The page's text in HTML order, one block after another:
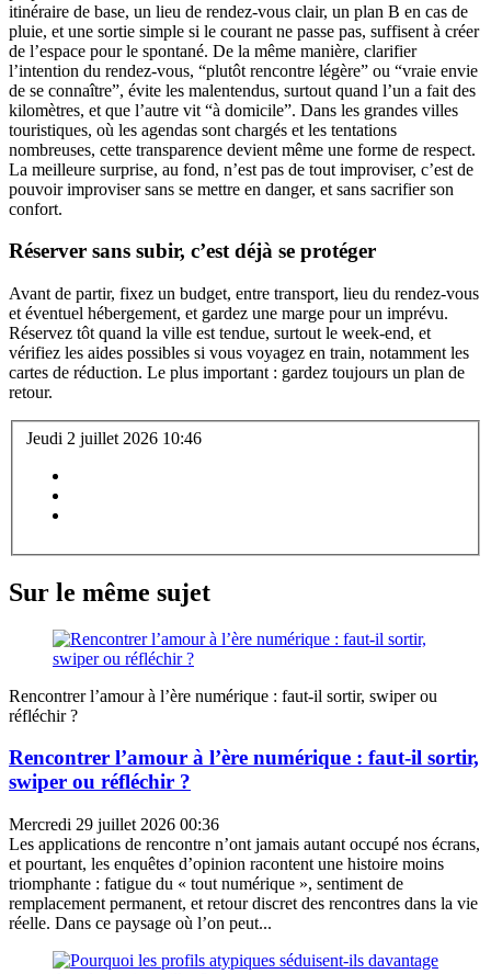
itinéraire de base, un lieu de rendez-vous clair, un plan B en cas de
pluie, et une sortie simple si le courant ne passe pas, suffisent à créer
de l’espace pour le spontané. De la même manière, clarifier
l’intention du rendez-vous, “plutôt rencontre légère” ou “vraie envie
de se connaître”, évite les malentendus, surtout quand l’un a fait des
kilomètres, et que l’autre vit “à domicile”. Dans les grandes villes
touristiques, où les agendas sont chargés et les tentations
nombreuses, cette transparence devient même une forme de respect.
La meilleure surprise, au fond, n’est pas de tout improviser, c’est de
pouvoir improviser sans se mettre en danger, et sans sacrifier son
confort.
Réserver sans subir, c’est déjà se protéger
Avant de partir, fixez un budget, entre transport, lieu du rendez-vous
et éventuel hébergement, et gardez une marge pour un imprévu.
Réservez tôt quand la ville est tendue, surtout le week-end, et
vérifiez les aides possibles si vous voyagez en train, notamment les
cartes de réduction. Le plus important : gardez toujours un plan de
retour.
Jeudi 2 juillet 2026 10:46
Sur le même sujet
Rencontrer l’amour à l’ère numérique : faut-il sortir, swiper ou
réfléchir ?
Rencontrer l’amour à l’ère numérique : faut-il sortir,
swiper ou réfléchir ?
Mercredi 29 juillet 2026 00:36
Les applications de rencontre n’ont jamais autant occupé nos écrans,
et pourtant, les enquêtes d’opinion racontent une histoire moins
triomphante : fatigue du « tout numérique », sentiment de
remplacement permanent, et retour discret des rencontres dans la vie
réelle. Dans ce paysage où l’on peut...